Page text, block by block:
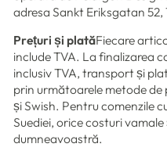
adresa Sankt Eriksgatan 52,
Prețuri și platăFiecare
include TVA. La finalizarea
inclusiv TVA, transport și
prin următoarele metode
și Swish. Pentru comenzile
Suediei, orice costuri
dumneavoastră.